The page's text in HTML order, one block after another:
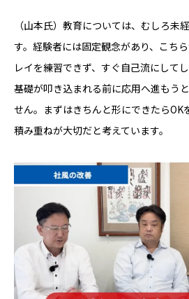
（山本氏）教育については、むしろ未
す。経験者には固定観念があり、こち
レイを練習できず、すぐ自己流にして
基礎が叩き込まれる前に応用へ進もう
せん。まずはきちんと形にできたらOK
積み重ねが大切だと考えています。